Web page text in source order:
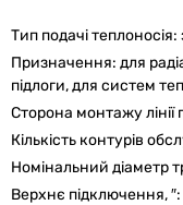
Тип подачі теплоносія:
Призначення: для
підлоги, для систем
Сторона монтажу лінії
Кількість контурів
Номінальний діаметр
Верхнє підключення, ″: